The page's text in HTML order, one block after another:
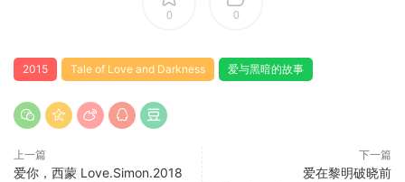
0 0
2015 Tale of Love and Darkness 爱与黑暗的故事
上一篇
爱你，西蒙 Love.Simon.2018
下一篇
爱在黎明破晓前